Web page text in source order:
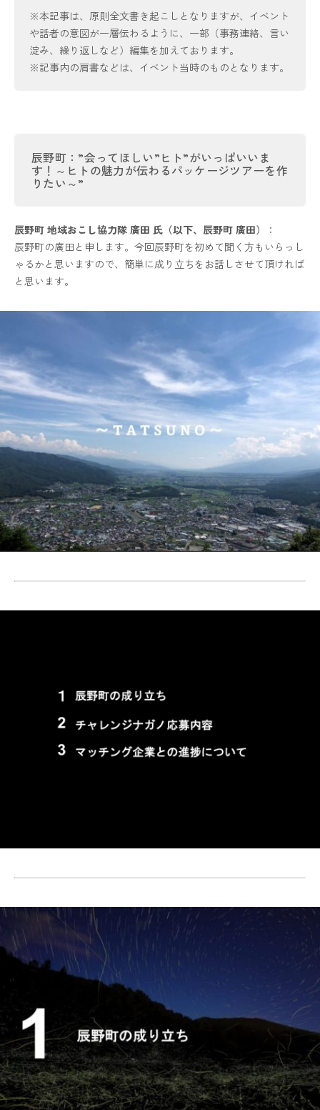
※本記事は、原則全文書き起こしとなりますが、イベント
や話者の意図が一層伝わるように、一部（事務連絡、言い
淀み、繰り返しなど）編集を加えております。
※記事内の肩書などは、イベント当時のものとなります。
辰野町：”会ってほしい”ヒト”がいっぱいいま
す！～ヒトの魅力が伝わるパッケージツアーを作
りたい～”
辰野町 地域おこし協力隊 廣田 氏（以下、辰野町 廣田）
：
辰野町の廣田と申します。今回辰野町を初めて聞く方もいらっし
ゃるかと思いますので、簡単に成り立ちをお話しさせて頂ければ
と思います。